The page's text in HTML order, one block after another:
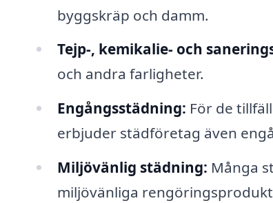
byggskräp och damm.
Tejp-, kemikalie- och
och andra farligheter.
Engångsstädning: För de
erbjuder städföretag även
Miljövänlig städning: Många
miljövänliga